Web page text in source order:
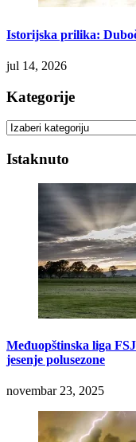
Istorijska prilika:
jul 14, 2026
Kategorije
Kategorije
Istaknuto
Međuopštinska liga
jesenje polusezone
novembar 23, 2025